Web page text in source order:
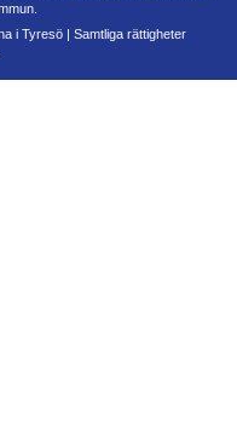
i Tyresö | Samtliga rättigheter